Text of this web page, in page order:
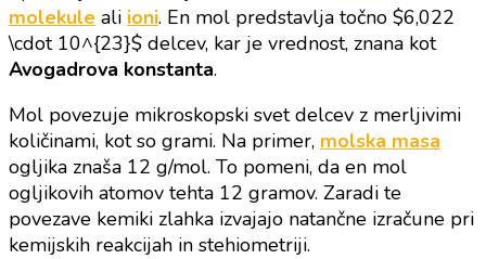
molekule ali ioni. En mol predstavlja točno $6,022
\cdot 10^{23}$ delcev, kar je vrednost, znana kot
Avogadrova konstanta.
Mol povezuje mikroskopski svet delcev z merljivimi
količinami, kot so grami. Na primer, molska masa
ogljika znaša 12 g/mol. To pomeni, da en mol
ogljikovih atomov tehta 12 gramov. Zaradi te
povezave kemiki zlahka izvajajo natančne izračune pri
kemijskih reakcijah in stehiometriji.